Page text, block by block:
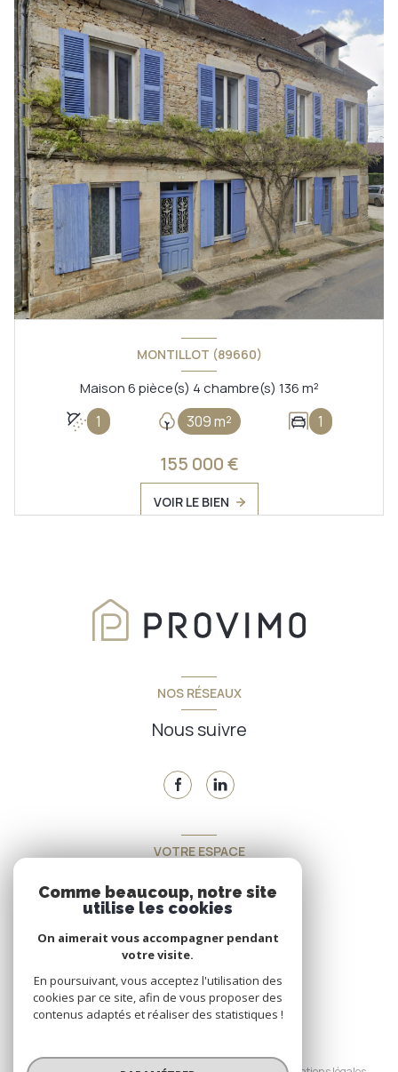
MONTILLOT (89660)
Maison 6 pièce(s) 4 chambre(s) 136 m²
1 309 m² 1
155 000 €
VOIR LE BIEN
NOS RÉSEAUX
Nous suivre
VOTRE ESPACE
Espace propriétaire
SE CONNECTER
Comme beaucoup, notre site
utilise les cookies
On aimerait vous accompagner pendant
votre visite.
En poursuivant, vous acceptez l'utilisation des
cookies par ce site, afin de vous proposer des
contenus adaptés et réaliser des statistiques !